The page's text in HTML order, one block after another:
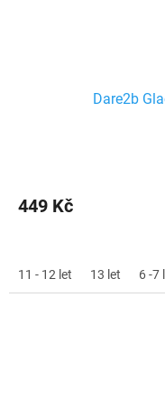
Dare2b
449 Kč
11 - 12 let 13 let 6 -7